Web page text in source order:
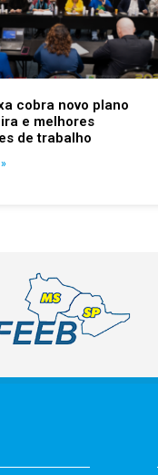
cobra novo plano
e melhores
de trabalho